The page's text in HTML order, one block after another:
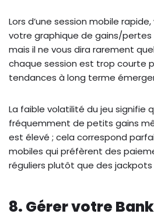
Lors d’une session mobile
votre graphique de gains/
mais il ne vous dira rarement
chaque session est trop courte
tendances à long terme
La faible volatilité du jeu signifie
fréquemment de petits gains
est élevé ; cela correspond
mobiles qui préfèrent des
réguliers plutôt que des jackpots
8. Gérer votre